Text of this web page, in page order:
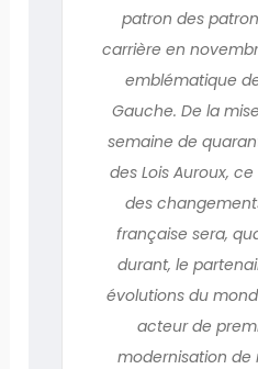
patron des
carrière en
emblématique
Gauche. De la
semaine de
des Lois Auroux,
des
française sera,
durant, le
évolutions du
acteur de
modernisation de